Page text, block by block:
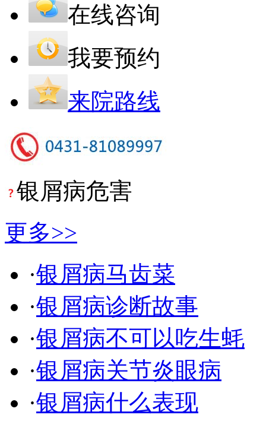
在线咨询
我要预约
来院路线
银屑病危害
更多>>
·银屑病马齿菜
·银屑病诊断故事
·银屑病不可以吃生蚝
·银屑病关节炎眼病
·银屑病什么表现